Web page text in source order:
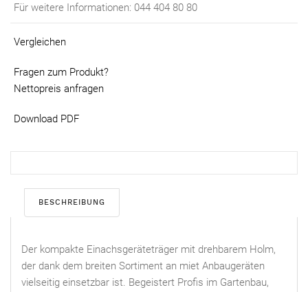
Für weitere Informationen: 044 404 80 80
Vergleichen
Fragen zum Produkt?
Nettopreis anfragen
Download PDF
BESCHREIBUNG
Der kompakte Einachsgeräteträger mit drehbarem Holm,
der dank dem breiten Sortiment an miet Anbaugeräten
vielseitig einsetzbar ist. Begeistert Profis im Gartenbau,